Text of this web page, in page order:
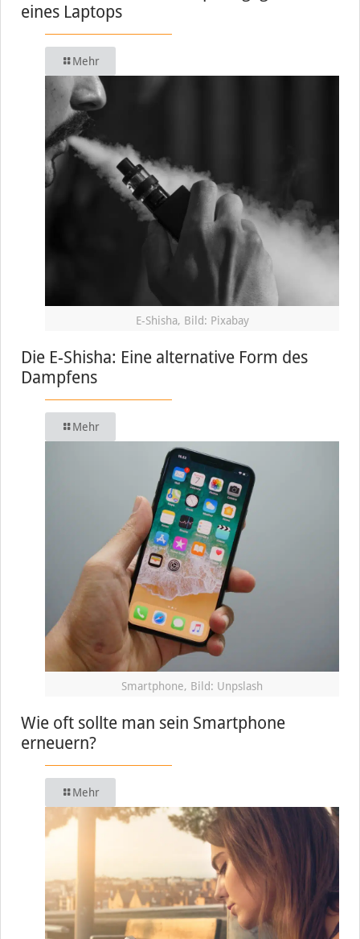
eines Laptops
Mehr
E-Shisha, Bild: Pixabay
Die E-Shisha: Eine alternative Form des
Dampfens
Mehr
Smartphone, Bild: Unpslash
Wie oft sollte man sein Smartphone
erneuern?
Mehr